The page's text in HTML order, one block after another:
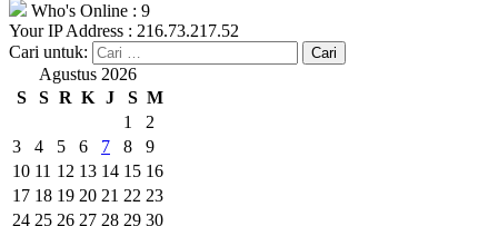
Who's Online : 9
Your IP Address : 216.73.217.52
Cari untuk:
Agustus 2026
S
S R K J S M
1
2
3
4 5 6 7 8
9
10 11 12 13 14 15 16
17 18 19 20 21 22 23
24 25 26 27 28 29 30